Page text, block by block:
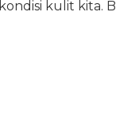
kondisi kulit kita.